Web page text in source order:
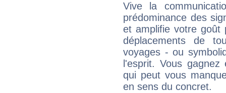
Vive la
prédominance des
et amplifie votre goût
déplacements de
voyages - ou
l'esprit. Vous
qui peut vous
en sens du concret.